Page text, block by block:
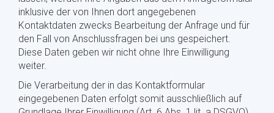
inklusive der von Ihnen dort angegebenen
Kontaktdaten zwecks Bearbeitung der Anfrage und für
den Fall von Anschlussfragen bei uns gespeichert.
Diese Daten geben wir nicht ohne Ihre Einwilligung
weiter.
Die Verarbeitung der in das Kontaktformular
eingegebenen Daten erfolgt somit ausschließlich auf